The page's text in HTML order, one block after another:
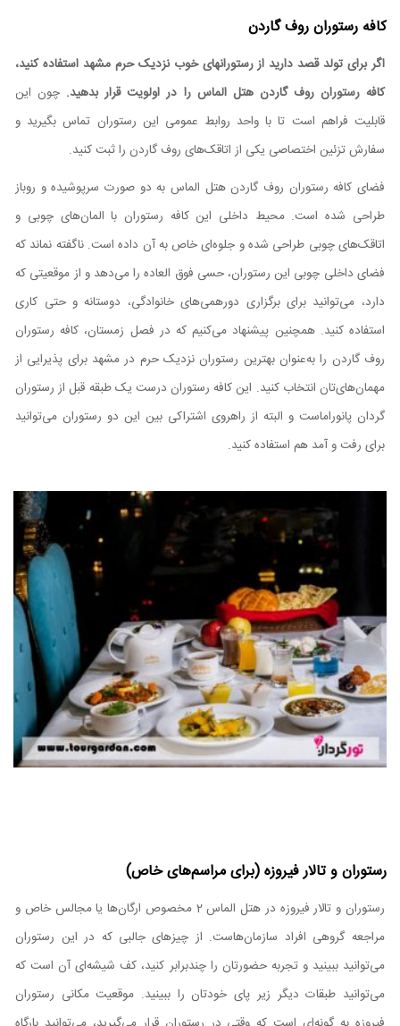
کافه رستوران روف گاردن
اگر برای تولد قصد دارید از رستورانهای خوب نزدیک حرم مشهد استفاده کنید،
کافه رستوران روف گاردن هتل الماس را در اولویت قرار بدهید. چون این
قابلیت فراهم است تا با واحد روابط عمومی این رستوران تماس بگیرید و
سفارش تزئین اختصاصی یکی از اتاقک‌های روف گاردن را ثبت کنید.
فضای کافه رستوران روف گاردن هتل الماس به دو صورت سرپوشیده و روباز
طراحی شده است. محیط داخلی این کافه رستوران با المان‌های چوبی و
اتاقک‌های چوبی طراحی شده و جلوه‌ای خاص به آن داده است. ناگفته نماند که
فضای داخلی چوبی این رستوران، حسی فوق العاده‌ را می‌دهد و از موقعیتی که
دارد، می‌توانید برای برگزاری دورهمی‌های خانوادگی، دوستانه و حتی کاری
استفاده کنید. همچنین پیشنهاد می‌کنیم که در فصل زمستان، کافه رستوران
روف گاردن را به‌عنوان بهترین رستوران نزدیک حرم در مشهد برای پذیرایی از
مهمان‌های‌تان انتخاب کنید. این کافه رستوران درست یک طبقه قبل از رستوران
گردان پانوراماست و البته از راهروی اشتراکی بین این دو رستوران می‌توانید
برای رفت و آمد هم استفاده کنید.
رستوران و تالار فیروزه (برای مراسم‌های خاص)
رستوران و تالار فیروزه در هتل الماس 2 مخصوص ارگان‌ها یا مجالس خاص و
مراجعه گروهی افراد سازمان‌هاست. از چیزهای جالبی که در این رستوران
می‌توانید ببینید و تجربه حضورتان را چندبرابر کنید، کف شیشه‌ای آن است که
می‌توانید طبقات دیگر زیر پای خودتان را ببینید. موقعیت مکانی رستوران